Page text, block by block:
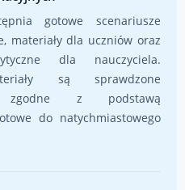
gotowe scenariusze
materiały dla uczniów oraz
dla nauczyciela.
są sprawdzone
zgodne z podstawą
do natychmiastowego